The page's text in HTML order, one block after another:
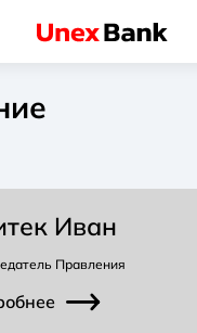
Иван
Правления